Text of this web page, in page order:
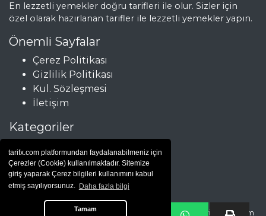
tarifx.com platformundan faydalanabilmeniz için
Çerezler (Cookie) kullanılmaktadır. Sitemize
giriş yaparak Çerez bilgileri kullanımını kabul
etmiş sayılıyorsunuz. Daha fazla bilgi
Tamam
En lezzetli yemekler doğru tarifleri ile olur. Sizler için
özel olarak hazırlanan tarifler ile lezzetli yemekler yapın.
Önemli Sayfalar
Çerez Politikası
Gizlilik Politikası
Kul. Sözleşmesi
İletişim
Kategoriler
Et Yemekleri
Hamur İşleri
Salatalar
Copyright © Yemek Tarifleri | | 2025 - tarifx.com tüm